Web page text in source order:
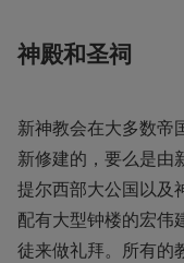
神殿和圣祠
新神教会在大多数帝
新修建的，要么是由
提尔西部大公国以及
配有大型钟楼的宏伟
徒来做礼拜。所有的